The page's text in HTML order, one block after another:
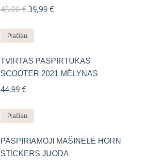
45,00€Original
39,99€Current
Plačiau
TVIRTAS PASPIRTUKAS
SCOOTER 2021 MĖLYNAS
44,99€
Plačiau
PASPIRIAMOJI MAŠINĖLĖ HORN
STICKERS JUODA